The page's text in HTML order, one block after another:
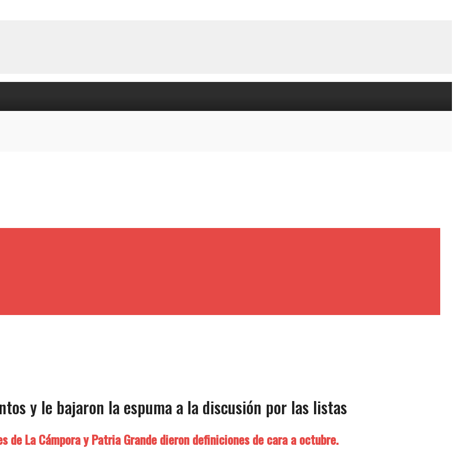
y le bajaron la espuma a la discusión por las listas
de La Cámpora y Patria Grande dieron definiciones de cara a octubre.